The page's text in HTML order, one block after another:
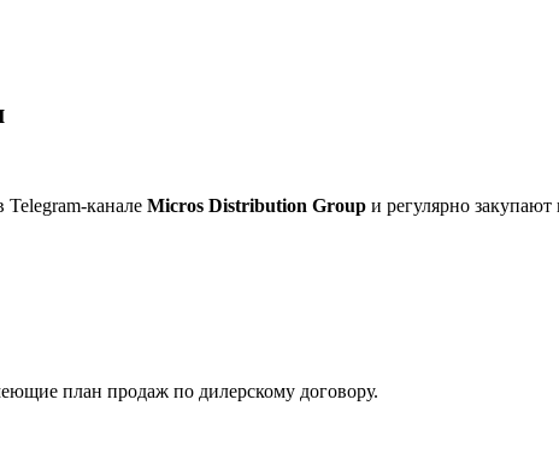
канале Micros Distribution Group и регулярно
план продаж по дилерскому договору.